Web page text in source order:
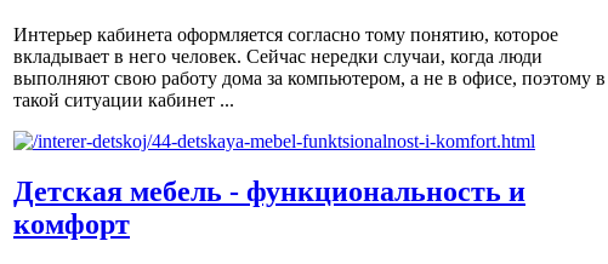
Интерьер кабинета оформляется согласно тому понятию, которое
вкладывает в него человек. Сейчас нередки случаи, когда люди
выполняют свою работу дома за компьютером, а не в офисе, поэтому в
такой ситуации кабинет ...
Детская мебель - функциональность и
комфорт